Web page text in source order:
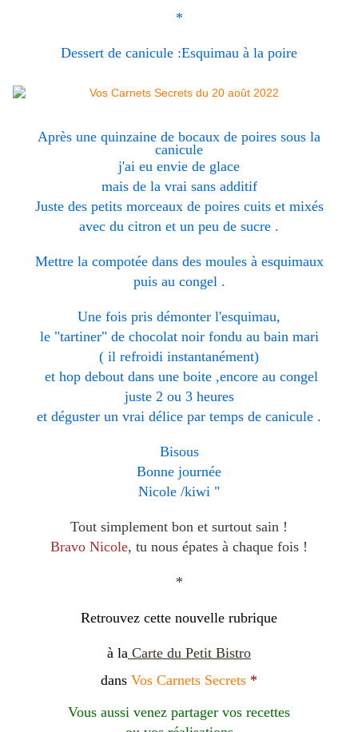
*
Dessert de canicule :Esquimau à la poire
Après une quinzaine de bocaux de poires sous la
canicule
j'ai eu envie de glace
mais de la vrai sans additif
Juste des petits morceaux de poires cuits et mixés
avec du citron et un peu de sucre .
Mettre la compotée dans des moules à esquimaux
puis au congel .
Une fois pris démonter l'esquimau,
le "tartiner" de chocolat noir fondu au bain mari
( il refroidi instantanément)
et hop debout dans une boite ,encore au congel
juste 2 ou 3 heures
et déguster un vrai délice par temps de canicule .
Bisous
Bonne journée
Nicole /kiwi "
Tout simplement bon et surtout sain !
Bravo Nicole, tu nous épates à chaque fois !
*
Retrouvez cette nouvelle rubrique
à la Carte du Petit Bistro
dans Vos Carnets Secrets *
Vous aussi venez partager vos recettes